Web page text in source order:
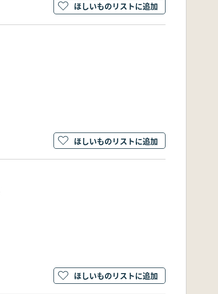
ほしいものリストに追加
ほしいものリストに追加
ほしいものリストに追加